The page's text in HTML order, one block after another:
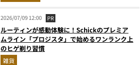
2026/07/09 12:00 PR
ルーティンが感動体験に！Schickのプレミア
ムライン「プロジスタ」で始めるワンランク上
のヒゲ剃り習慣
雑貨